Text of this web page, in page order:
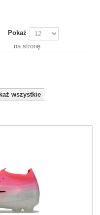
Pokaż
na stronę
wszystkie